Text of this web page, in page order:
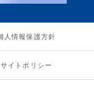
人情報保護方針
サイトポリシー